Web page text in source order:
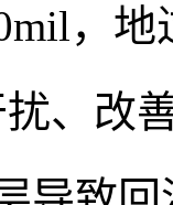
，
、改